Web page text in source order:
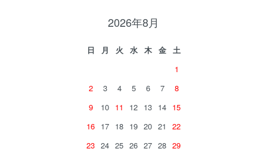
2026年8月
日 月 火 水 木 金
土
1
2
3 4 5 6 7
8
9
10 11 12 13 14 15
16 17 18 19 20 21
22
23 24 25 26 27 28 29